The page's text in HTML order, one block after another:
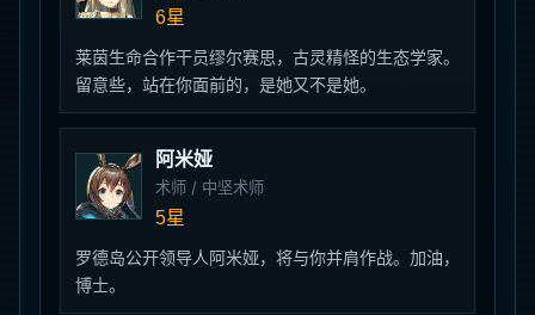
6星
莱茵生命合作干员缪尔赛思，古灵精怪的生态学家。
留意些，站在你面前的，是她又不是她。
阿米娅
术师 / 中坚术师
5星
罗德岛公开领导人阿米娅，将与你并肩作战。加油，
博士。